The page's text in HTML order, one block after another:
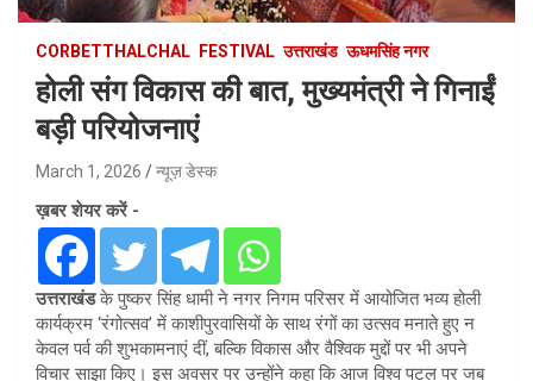
CORBETTHALCHAL FESTIVAL उत्तराखंड ऊधमसिंह नगर
होली संग विकास की बात, मुख्यमंत्री ने गिनाईं
बड़ी परियोजनाएं
March 1, 2026 न्यूज़ डेस्क
ख़बर शेयर करें -
उत्तराखंडके पुष्कर सिंह धामी ने नगर निगम परिसर में आयोजित भव्य होली
कार्यक्रम ‘रंगोत्सव’ में काशीपुरवासियों के साथ रंगों का उत्सव मनाते हुए न
केवल पर्व की शुभकामनाएं दीं, बल्कि विकास और वैश्विक मुद्दों पर भी अपने
विचार साझा किए। इस अवसर पर उन्होंने कहा कि आज विश्व पटल पर जब